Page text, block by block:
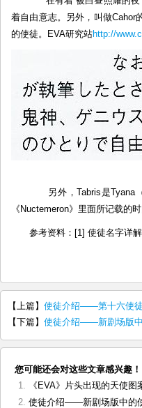
着自由意志。另外，叫做Cahor
的使徒。EVA研究站http://
另外，Tabris是Tyana（
《Nuctemeron》里面所记载的
参考资料：[1] 使徒名字详
【上篇】 使徒介绍——第十六使
【下篇】 使徒介绍——新剧场版
您可能还会对这些文章感兴趣！
《EVA》片头出现的天使图
使徒介绍——新剧场版中的